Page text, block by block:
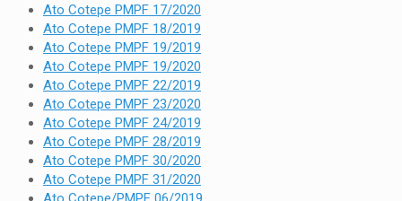
Ato Cotepe PMPF 17/2020
Ato Cotepe PMPF 18/2019
Ato Cotepe PMPF 19/2019
Ato Cotepe PMPF 19/2020
Ato Cotepe PMPF 22/2019
Ato Cotepe PMPF 23/2020
Ato Cotepe PMPF 24/2019
Ato Cotepe PMPF 28/2019
Ato Cotepe PMPF 30/2020
Ato Cotepe PMPF 31/2020